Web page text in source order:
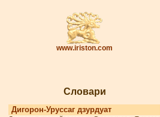
www.iriston.com
Словари
Дигорон-Уруссаг дзурдуат